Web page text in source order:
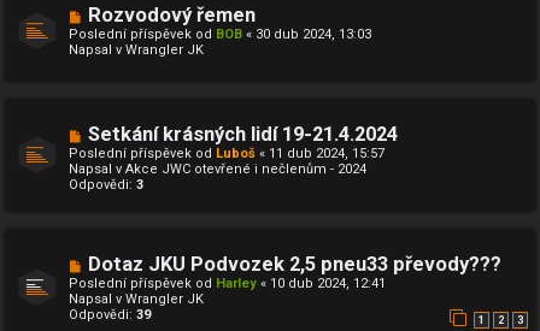
ě
v
N
o
v
ý
p
ě
v
e
Rozvodový řemen
Poslední příspěvek od BOB « 30 dub 2024, 13:03
Napsal v Wrangler JK
N
o
v
ý
p
p
ě
v
e
k
Setkání krásných lidí 19-21.4.2024
Poslední příspěvek od Luboš « 11 dub 2024, 15:57
Napsal v Akce JWC otevřené i nečlenům - 2024
Odpovědi: 3
N
o
v
ý
p
Dotaz JKU Podvozek 2,5 pneu33 převody???
Poslední příspěvek od Harley « 10 dub 2024, 12:41
Napsal v Wrangler JK
Odpovědi: 39 1 2 3